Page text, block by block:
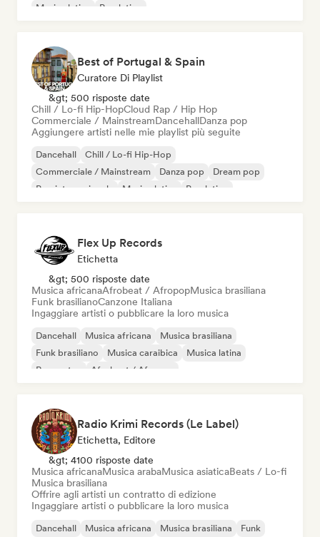
Musica latina
Pop latino
Best of Portugal & Spain
Curatore Di Playlist
&gt; 500 risposte date
Chill / Lo-fi Hip-HopCloud Rap / Hip Hop
Commerciale / MainstreamDancehallDanza pop
Aggiungere artisti nelle mie playlist più seguite
Dancehall
Chill / Lo-fi Hip-Hop
Commerciale / Mainstream
Danza pop
Dream pop
Pop internazionale
Musica latina Pop latino
Flex Up Records
Etichetta
&gt; 500 risposte date
Musica africanaAfrobeat / AfropopMusica brasiliana
Funk brasilianoCanzone Italiana
Ingaggiare artisti o pubblicare la loro musica
Dancehall Musica africana
Musica brasiliana
Funk brasiliano
Musica caraibica
Musica latina
Reggaeton
Afrobeat / Afropop
Radio Krimi Records (Le Label)
Etichetta, Editore
&gt; 4100 risposte date
Musica africanaMusica arabaMusica asiaticaBeats / Lo-fi
Musica brasiliana
Offrire agli artisti un contratto di edizione
Ingaggiare artisti o pubblicare la loro musica
Dancehall Musica africana Musica brasiliana Funk